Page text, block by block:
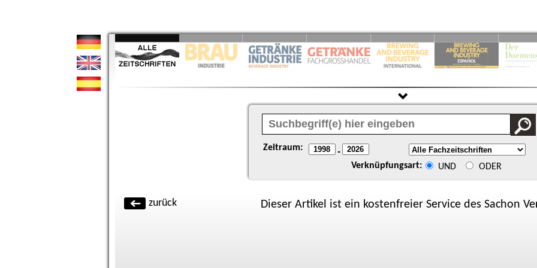
Zeitraum: -
Verknüpfungsart: UND ODER
zurück Dieser Artikel ist ein kostenfreier Service des Sachon